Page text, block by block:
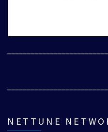
NETTUNE